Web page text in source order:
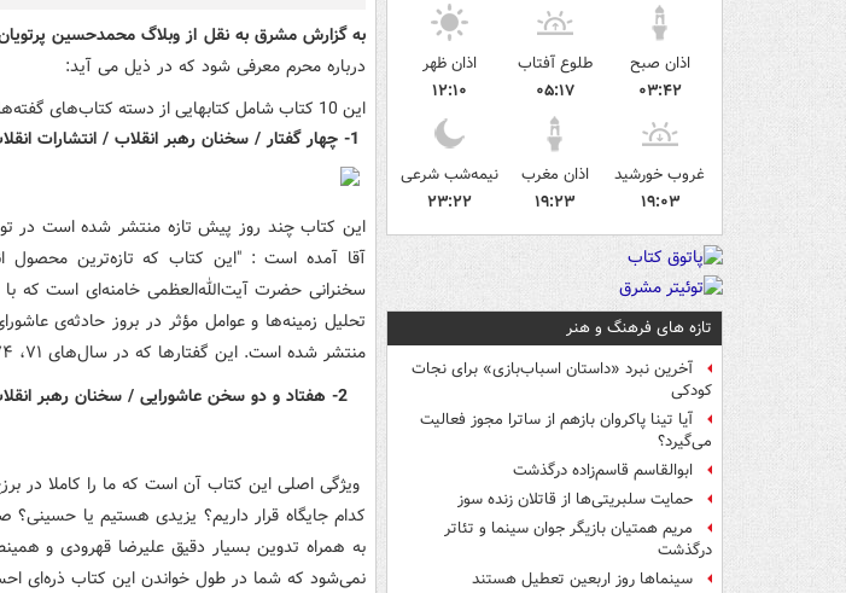
اذان صبح
۰۳:۴۲
طلوع آفتاب
۰۵:۱۷
اذان ظهر
۱۲:۱۰
غروب خورشید
۱۹:۰۳
اذان مغرب
۱۹:۲۳
نیمه‌شب شرعی
۲۳:۲۲
تازه های فرهنگ و هنر
آخرین نبرد «داستان اسباب‌بازی» برای نجات
کودکی
آیا تینا پاکروان بازهم از ساترا مجوز فعالیت
می‌گیرد؟
ابوالقاسم قاسم‌زاده درگذشت
حمایت سلبریتی‌ها از قاتلان زنده سوز
مریم همتیان بازیگر جوان سینما و تئاتر
درگذشت
سینماها روز اربعین تعطیل هستند
به گزارش مشرق به نقل ازوبلاگ محمدحسین
درباره محرم معرفی شود که در ذیل می آید:
این 10 کتاب شامل کتابهایی از دسته کتاب‌های گفته‌های بزرگان، تاریخی، رمان و شعر است.
این کتاب چند روز پیش تازه منتشر شده است در
آقا آمده است : "این کتاب که تازه‌ترین محصول
سخنرانی حضرت آیت‌الله‌العظمی خامنه‌ای است که
منتشر شده است. این گفتارها که در سال‌های ۷۱، ۷۴، ۷۵ و ۷۷ ایراد شده است." (
ویژگی اصلی این کتاب آن است که ما را کاملا در
کدام جایگاه قرار داریم؟ یزیدی هستیم یا
به همراه تدوین بسیار دقیق علیرضا قهرودی و
نمی‌شود که شما در طول خواندن این کتاب ذره‌ای